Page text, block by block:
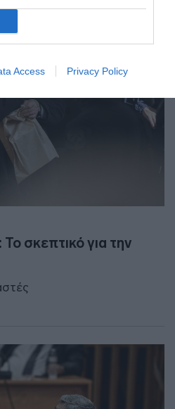
Access Privacy Policy
Το σκεπτικό για την